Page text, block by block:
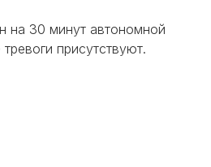
на 30 минут автономной
присутствуют.